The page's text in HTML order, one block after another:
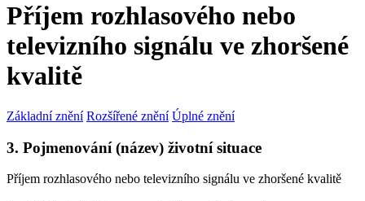
Příjem rozhlasového nebo
televizního signálu ve zhoršené
kvalitě
Základní znění Rozšířené znění Úplné znění
3. Pojmenování (název) životní situace
Příjem rozhlasového nebo televizního signálu ve zhoršené kvalitě